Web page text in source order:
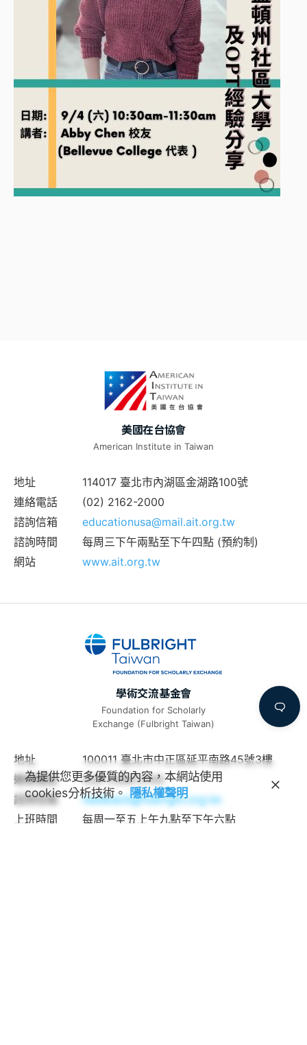
美國在台協會
American Institute in Taiwan
地址
114017 臺北市內湖區金湖路100號
連絡電話
(02) 2162-2000
諮詢信箱
educationusa@mail.ait.org.tw
諮詢時間
每周三下午兩點至下午四點 (預約制)
網站
www.ait.org.tw
學術交流基金會
Foundation for Scholarly
Exchange (Fulbright Taiwan)
地址
100011 臺北市中正區延平南路45號3樓
連絡電話
(02) 2388-2100
諮詢信箱
feedback@fulbright.org.tw
上班時間
每周一至五上午九點至下午六點
為提供您更多優質的內容，本網站使用
cookies分析技術。隱私權聲明